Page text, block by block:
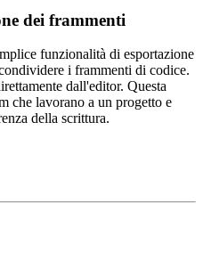
dei frammenti
funzionalità di esportazione
i frammenti di codice.
dall'editor. Questa
che lavorano a un progetto e
della scrittura.